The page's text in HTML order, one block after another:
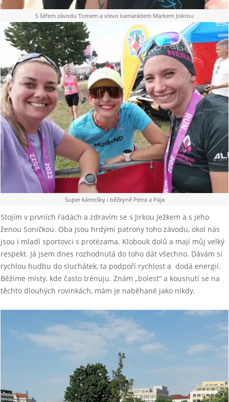
S šéfem závodu Tomem a vlevo kamarádem Markem Jiskrou
Super kámošky i běžkyně Petra a Pája
Stojím v prvních řadách a zdravím se s Jirkou Ježkem a s jeho
ženou Soničkou. Oba jsou hrdými patrony toho závodu, okol nás
jsou i mladí sportovci s protézama. Klobouk dolů a mají můj velký
respekt. Já jsem dnes rozhodnutá do toho dát všechno. Dávám si
rychlou hudbu do sluchátek, ta podpoří rychlost a dodá energii.
Běžíme místy, kde často trénuju. Znám „bolest“ a kousnutí se na
těchto dlouhých rovinkách, mám je naběhané jako nikdy.